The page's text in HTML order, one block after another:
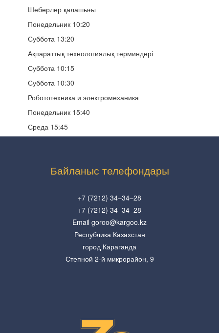
Шеберлер қалашығы
Понедельник 10:20
Суббота 13:20
Ақпараттық технологиялық терминдері
Суббота 10:15
Суббота 10:30
Робототехника и электромеханика
Понедельник 15:40
Среда 15:45
Байланыс телефондары
+7 (7212) 34–34–28
+7 (7212) 34–34–28
Email goroo@kargoo.kz
Республика Казахстан
город Караганда
Степной 2-й микрорайон, 9